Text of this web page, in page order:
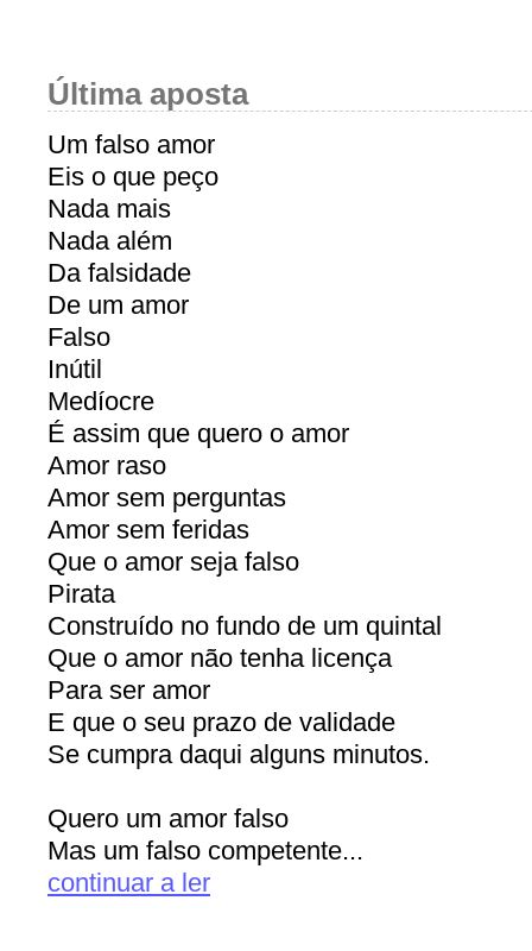
Última aposta
Um falso amor
Eis o que peço
Nada mais
Nada além
Da falsidade
De um amor
Falso
Inútil
Medíocre
É assim que quero o amor
Amor raso
Amor sem perguntas
Amor sem feridas
Que o amor seja falso
Pirata
Construído no fundo de um quintal
Que o amor não tenha licença
Para ser amor
E que o seu prazo de validade
Se cumpra daqui alguns minutos.
Quero um amor falso
Mas um falso competente...
continuar a ler